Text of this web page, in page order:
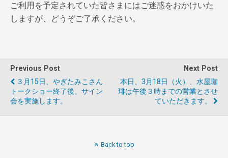
ご利用を予定されていた皆さまにはご迷惑をおかけいた
しますが、どうぞご了承ください。
Previous Post
３月15日、やぎたみこさん
トークショー終了後、サイン
会を実施します。
Next Post
本日、3月18日（火）、水屋珈
琲は午後３時までの営業とさせ
ていただきます。
Back to top